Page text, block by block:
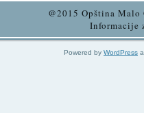
@2015 Opština
Informacije
Powered by WordPress